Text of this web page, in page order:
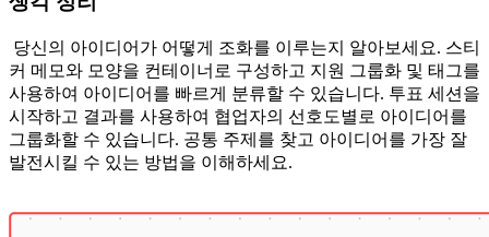
당신의 아이디어가 어떻게 조화를 이루는지 알아보세요. 스티
커 메모와 모양을 컨테이너로 구성하고 지원 그룹화 및 태그를
사용하여 아이디어를 빠르게 분류할 수 있습니다. 투표 세션을
시작하고 결과를 사용하여 협업자의 선호도별로 아이디어를
그룹화할 수 있습니다. 공통 주제를 찾고 아이디어를 가장 잘
발전시킬 수 있는 방법을 이해하세요.